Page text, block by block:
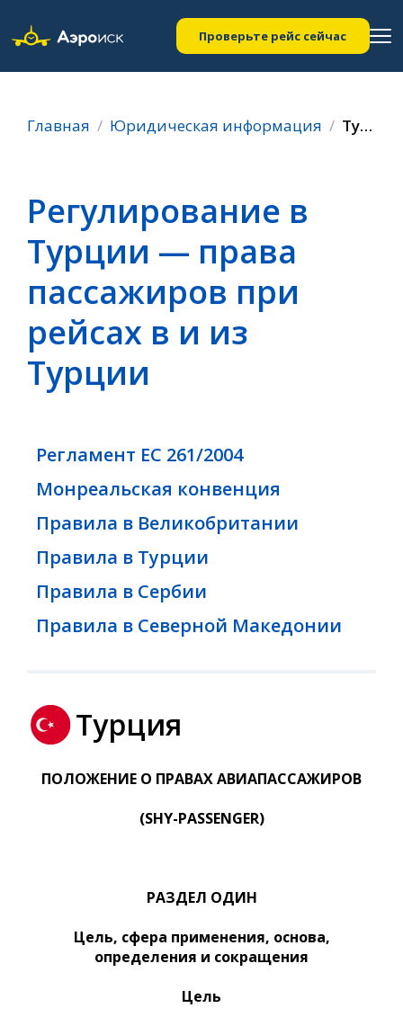
Проверьте рейс сейчас
Главная Юридическая информация Турции
Регулирование в
Турции — права
пассажиров при
рейсах в и из
Турции
Регламент ЕС 261/2004
Монреальская конвенция
Правила в Великобритании
Правила в Турции
Правила в Сербии
Правила в Северной Македонии
Турция
ПОЛОЖЕНИЕ О ПРАВАХ АВИАПАССАЖИРОВ
(SHY-PASSENGER)
РАЗДЕЛ ОДИН
Цель, сфера применения, основа,
определения и сокращения
Цель